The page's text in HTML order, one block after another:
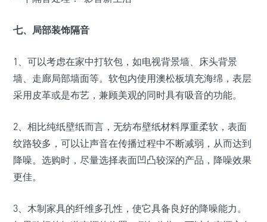
七、局部装饰隔音
1、可以考虑在家中打软包，如电视背景墙、床头背景
墙、走廊局部墙面等。软包内使用澳松板填充海绵，表层
采用皮革或是布艺，兼顾美观的同时具有吸音的功能。
2、相比纯纸壁纸而言，无纺布壁纸材料厚重柔软，表面
纹路较多，可以让声音在传播过程中不断减弱，从而达到
降噪。选购时，尽量选择表面凹凸较深的产品，降噪效果
更佳。
3、木制家具的纤维多孔性，使它具备良好的降噪能力。